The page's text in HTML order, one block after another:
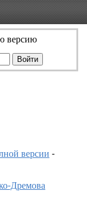
версию
версии -
Дремова